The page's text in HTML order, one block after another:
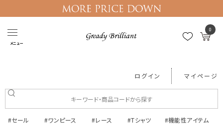
メニュー
0
ログイン マイページ
#セール #ワンピース #レース #Tシャツ #機能性アイテム